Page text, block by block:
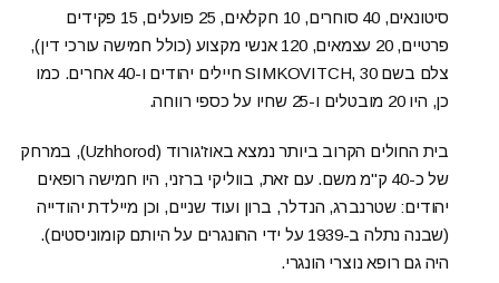
סיטונאים, 40 סוחרים, 10 חקלאים, 25 פועלים, 15 פקידים
פרטיים, 20 עצמאים, 120 אנשי מקצוע (כולל חמישה עורכי דין),
צלם בשם SIMKOVITCH, 30 חיילים יהודים ו-40 אחרים. כמו
כן, היו 20 מובטלים ו-25 שחיו על כספי רווחה.
בית החולים הקרוב ביותר נמצא באוז'גורוד (Uzhhorod), במרחק
של כ-40 ק"מ משם. עם זאת, בווליקי ברזני, היו חמישה רופאים
יהודים: שטרנברג, הנדלר, ברון ועוד שניים, וכן מיילדת יהודייה
(שבנה נתלה ב-1939 על ידי ההונגרים על היותם קומוניסטים).
היה גם רופא נוצרי הונגרי.